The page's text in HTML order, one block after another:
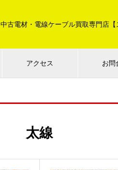
中古電材・電線ケーブル買取専門店【
アクセス お問
太線